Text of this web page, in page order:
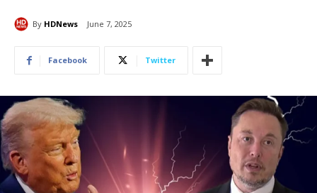
By HDNews June 7, 2025
Facebook Twitter